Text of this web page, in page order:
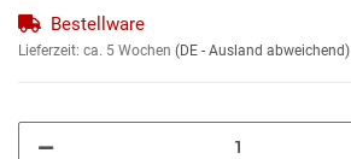
Bestellware
Lieferzeit: ca. 5 Wochen (DE - Ausland abweichend)